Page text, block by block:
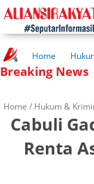
Home
Kuliner Rakyat
Breaking News
Home / Hukum &
Cabuli
Renta